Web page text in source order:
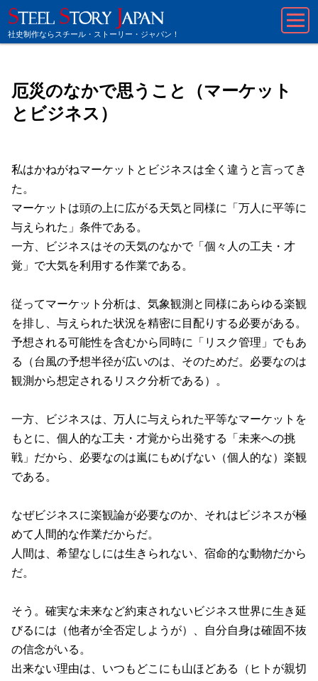
社史制作ならスチール・ストーリー・ジャパン！
厄災のなかで思うこと（マーケット
とビジネス）
私はかねがねマーケットとビジネスは全く違うと言ってき
た。
マーケットは頭の上に広がる天気と同様に「万人に平等に
与えられた」条件である。
一方、ビジネスはその天気のなかで「個々人の工夫・才
覚」で大気を利用する作業である。
従ってマーケット分析は、気象観測と同様にあらゆる楽観
を排し、与えられた状況を精密に目配りする必要がある。
予想される可能性を含むから同時に「リスク管理」でもあ
る（台風の予想半径が広いのは、そのためだ。必要なのは
観測から想定されるリスク分析である）。
一方、ビジネスは、万人に与えられた平等なマーケットを
もとに、個人的な工夫・才覚から出発する「未来への挑
戦」だから、必要なのは嵐にもめげない（個人的な）楽観
である。
なぜビジネスに楽観論が必要なのか、それはビジネスが極
めて人間的な作業だからだ。
人間は、希望なしには生きられない、宿命的な動物だから
だ。
そう。確実な未来など約束されないビジネス世界に生き延
びるには（他者が全否定しようが）、自分自身は確固不抜
の信念がいる。
出来ない理由は、いつもどこにも山ほどある（ヒトが親切